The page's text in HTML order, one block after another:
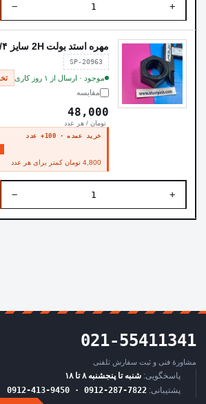
+
−
مهره استد بولت 2H سایز ۳/۴
SP-20963
موجود · ارسال از ۱ روز کاری
مقایسه
48,000
تومان / هر عدد
خرید عمده · 100+ عدد
4,800 تومان کمتر برای هر عدد
+
−
021-55411341
مشاورهٔ فنی و ثبت سفارش تلفنی
پاسخگویی: شنبه تا پنجشنبه ۸ تا ۱۸
پشتیبانی: 0912-413-9450 · 0912-287-7822